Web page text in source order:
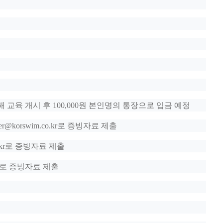
교육 개시 후 100,000원 본인명의 통장으로 입금 예정
로 증빙자료 제출
로 증빙자료 제출
증빙자료 제출